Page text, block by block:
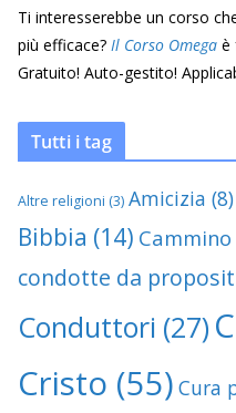
Ti interesserebbe un corso
più efficace? Il Corso Omega è
Gratuito! Auto-gestito!
Tutti i tag
Altre religioni (3) Amicizia (8)
Bibbia (14)
condotte da
Conduttori (27)
Cristo (55) Cura